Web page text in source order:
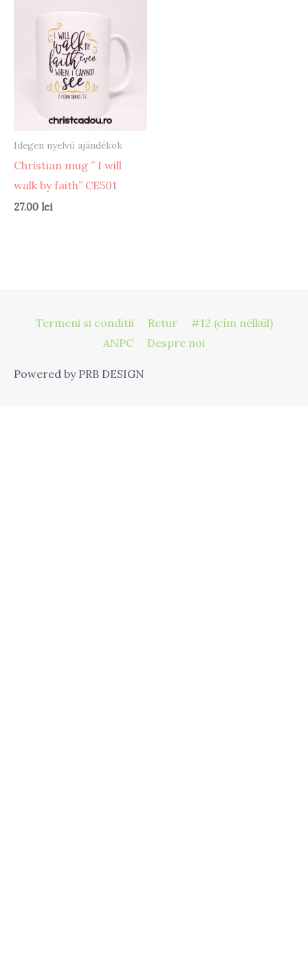
Idegen nyelvű ajándékok
Christian mug ” I will
walk by faith” CE501
27.00 lei
Termeni si conditii Retur
#12 (cím nélkül)
ANPC
Despre noi
Powered by PRB DESIGN